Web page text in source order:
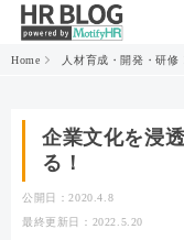
Home 人材育成・開発・研修
企業文化を浸
る！
公開日：2020.4.8
最終更新日：2022.5.20